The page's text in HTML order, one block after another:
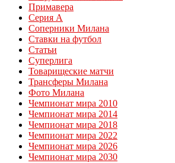
Примавера
Серия А
Соперники Милана
Ставки на футбол
Статьи
Суперлига
Товарищеские матчи
Трансферы Милана
Фото Милана
Чемпионат мира 2010
Чемпионат мира 2014
Чемпионат мира 2018
Чемпионат мира 2022
Чемпионат мира 2026
Чемпионат мира 2030